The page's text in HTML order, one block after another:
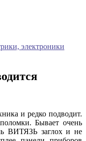
электроники
и редко подводит.
Бывает очень
ВИТЯЗЬ заглох и не